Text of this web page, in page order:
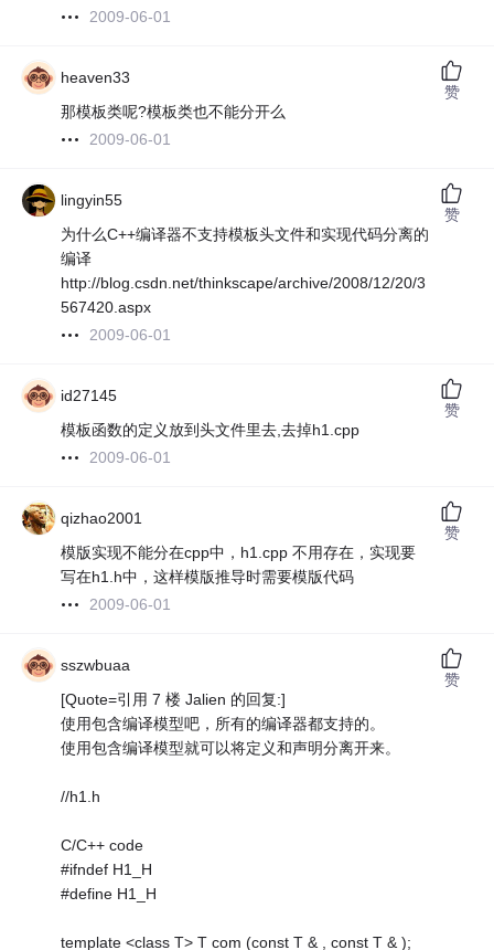
2009-06-01
heaven33
那模板类呢?模板类也不能分开么
2009-06-01
赞
lingyin55
为什么C++编译器不支持模板头文件和实现代码分离的
编译
http://blog.csdn.net/thinkscape/archive/2008/12/20/3
567420.aspx
2009-06-01
赞
id27145
模板函数的定义放到头文件里去,去掉h1.cpp
2009-06-01
赞
qizhao2001
模版实现不能分在cpp中，h1.cpp 不用存在，实现要
写在h1.h中，这样模版推导时需要模版代码
2009-06-01
赞
sszwbuaa
[Quote=引用 7 楼 Jalien 的回复:]
使用包含编译模型吧，所有的编译器都支持的。
使用包含编译模型就可以将定义和声明分离开来。
//h1.h
C/C++ code
#ifndef H1_H
#define H1_H
template <class T> T com (const T & , const T & );
赞